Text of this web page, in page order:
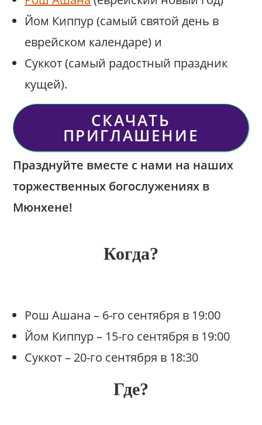
Йом Киппур (самый святой день в
еврейском календаре) и
Суккот (самый радостный праздник
кущей).
СКАЧАТЬ
ПРИГЛАШЕНИЕ
Празднуйте вместе с нами на наших
торжественныx богослужениях в
Мюнхене!
Когда?
Рош Ашана – 6-го сентября в 19:00
Йом Киппур – 15-го сентября в 19:00
Суккот – 20-го сентября в 18:30
Где?